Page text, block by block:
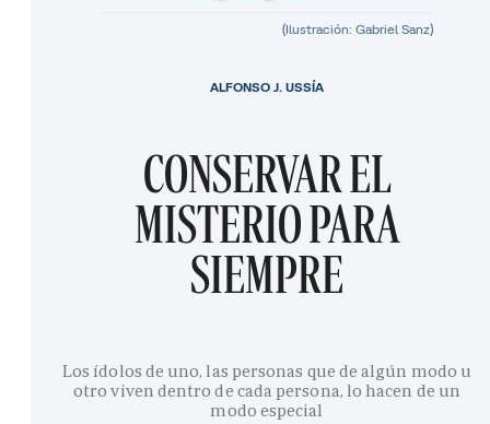
(Ilustración: Gabriel Sanz)
CONSERVAR EL
MISTERIO PARA
SIEMPRE
Los ídolos de uno, las personas que de algún modo u
otro viven dentro de cada persona, lo hacen de un
modo especial
ALFONSO J. USSÍA